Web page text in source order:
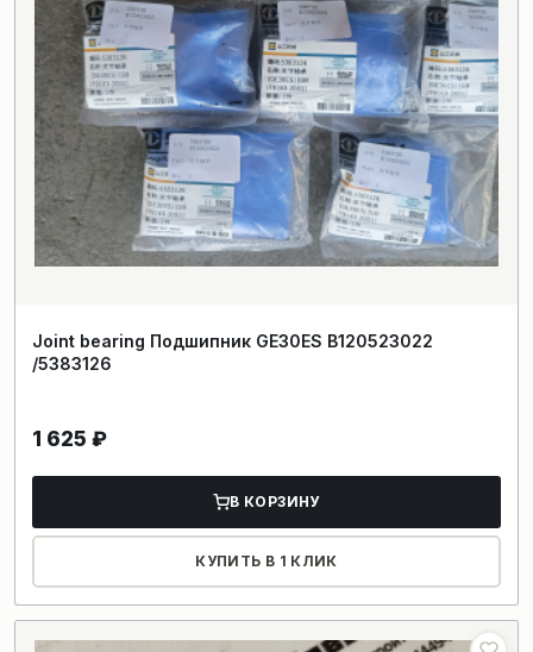
Joint bearing Подшипник GE30ES B120523022
/5383126
1 625 ₽
В КОРЗИНУ
КУПИТЬ В 1 КЛИК